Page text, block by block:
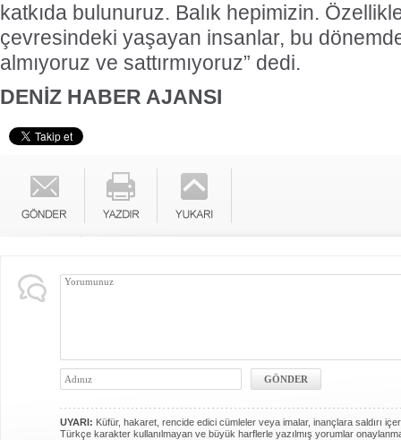
katkıda bulunuruz. Balık hepimizin.
çevresindeki yaşayan insanlar, bu
almıyoruz ve sattırmıyoruz” dedi.
DENİZ HABER AJANSI
UYARI: Küfür, hakaret, rencide edici cümleler veya imalar, inançlara saldırı
Türkçe karakter kullanılmayan ve büyük harflerle yazılmış yorumlar